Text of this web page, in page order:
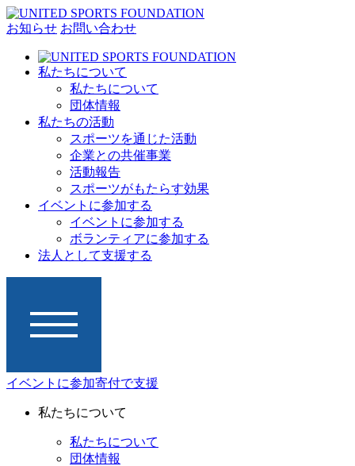
お知らせ お問い合わせ
私たちについて
私たちについて
団体情報
私たちの活動
スポーツを通じた活動
企業との共催事業
活動報告
スポーツがもたらす効果
イベントに参加する
イベントに参加する
ボランティアに参加する
法人として支援する
イベントに参加寄付で支援
私たちについて
私たちについて
団体情報